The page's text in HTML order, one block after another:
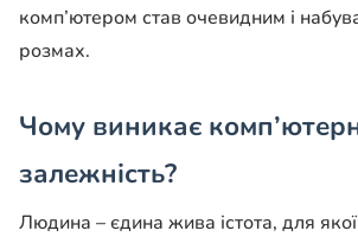
комп’ютером став очевидним і
розмах.
Чому виникає
залежність?
Людина – єдина жива істота, для